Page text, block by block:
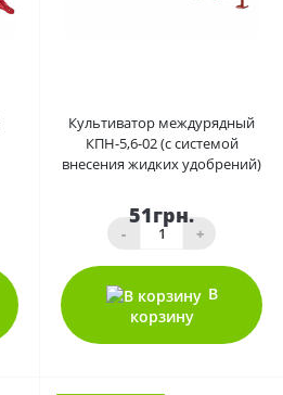
Культиватор междурядный
КПН-5,6-02 (с системой
внесения жидких удобрений)
51грн.
- +
В
корзину